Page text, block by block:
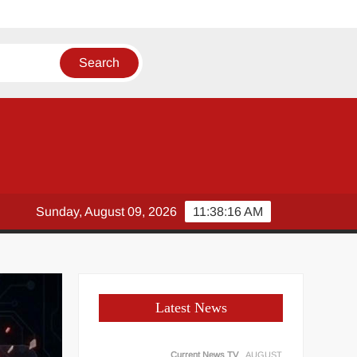
11:38:16 AM
Sunday, August 09, 2026
Latest News
Current News TV
AUGUST